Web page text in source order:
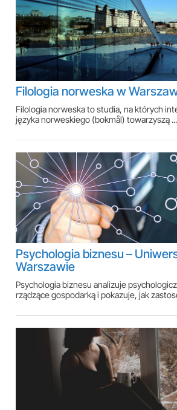
Filologia norweska w
Filologia norweska to studia, na których
języka norweskiego (bokmål) towarzyszą ...
Psychologia biznesu –
Warszawie
Psychologia biznesu analizuje
rządzące gospodarką i pokazuje, jak